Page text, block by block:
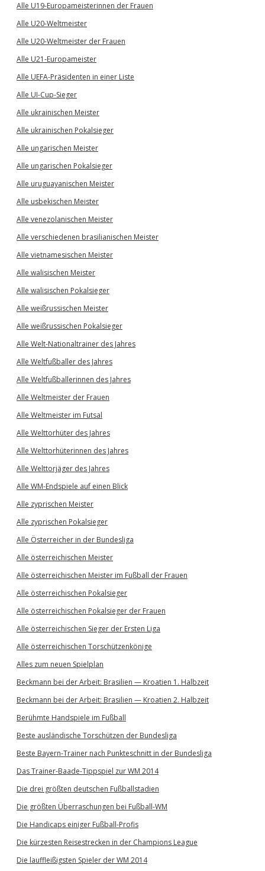
Alle U19-Europameisterinnen der Frauen
Alle U20-Weltmeister
Alle U20-Weltmeister der Frauen
Alle U21-Europameister
Alle UEFA-Präsidenten in einer Liste
Alle UI-Cup-Sieger
Alle ukrainischen Meister
Alle ukrainischen Pokalsieger
Alle ungarischen Meister
Alle ungarischen Pokalsieger
Alle uruguayanischen Meister
Alle usbekischen Meister
Alle venezolanischen Meister
Alle verschiedenen brasilianischen Meister
Alle vietnamesischen Meister
Alle walisischen Meister
Alle walisischen Pokalsieger
Alle weißrussischen Meister
Alle weißrussischen Pokalsieger
Alle Welt-Nationaltrainer des Jahres
Alle Weltfußballer des Jahres
Alle Weltfußballerinnen des Jahres
Alle Weltmeister der Frauen
Alle Weltmeister im Futsal
Alle Welttorhüter des Jahres
Alle Welttorhüterinnen des Jahres
Alle Welttorjäger des Jahres
Alle WM-Endspiele auf einen Blick
Alle zyprischen Meister
Alle zyprischen Pokalsieger
Alle Österreicher in der Bundesliga
Alle österreichischen Meister
Alle österreichischen Meister im Fußball der Frauen
Alle österreichischen Pokalsieger
Alle österreichischen Pokalsieger der Frauen
Alle österreichischen Sieger der Ersten Liga
Alle österreichischen Torschützenkönige
Alles zum neuen Spielplan
Beckmann bei der Arbeit: Brasilien — Kroatien 1. Halbzeit
Beckmann bei der Arbeit: Brasilien — Kroatien 2. Halbzeit
Berühmte Handspiele im Fußball
Beste ausländische Torschützen der Bundesliga
Beste Bayern-Trainer nach Punkteschnitt in der Bundesliga
Das Trainer-Baade-Tippspiel zur WM 2014
Die drei größten deutschen Fußballstadien
Die größten Überraschungen bei Fußball-WM
Die Handicaps einiger Fußball-Profis
Die kürzesten Reisestrecken in der Champions League
Die lauffleißigsten Spieler der WM 2014